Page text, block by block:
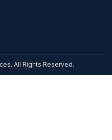
All Rights Reserved.